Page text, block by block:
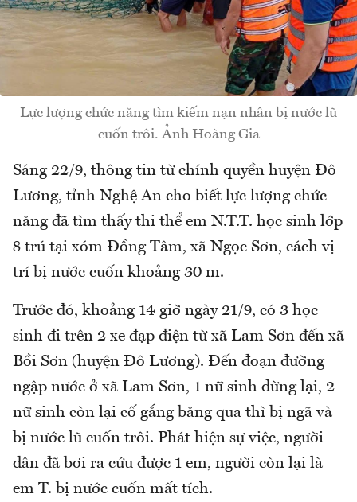
Lực lượng chức năng tìm kiếm nạn nhân bị nước lũ
cuốn trôi. Ảnh Hoàng Gia
Sáng 22/9, thông tin từ chính quyền huyện Đô
Lương, tỉnh Nghệ An cho biết lực lượng chức
năng đã tìm thấy thi thể em N.T.T. học sinh lớp
8 trú tại xóm Đồng Tâm, xã Ngọc Sơn, cách vị
trí bị nước cuốn khoảng 30 m.
Trước đó, khoảng 14 giờ ngày 21/9, có 3 học
sinh đi trên 2 xe đạp điện từ xã Lam Sơn đến xã
Bồi Sơn (huyện Đô Lương). Đến đoạn đường
ngập nước ở xã Lam Sơn, 1 nữ sinh dừng lại, 2
nữ sinh còn lại cố gắng băng qua thì bị ngã và
bị nước lũ cuốn trôi. Phát hiện sự việc, người
dân đã bơi ra cứu được 1 em, người còn lại là
em T. bị nước cuốn mất tích.